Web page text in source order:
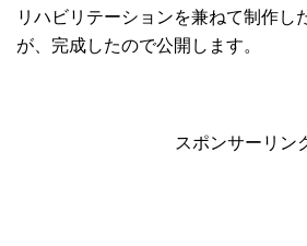
リハビリテーションを兼ねて制作し
が、完成したので公開します。
スポンサーリン